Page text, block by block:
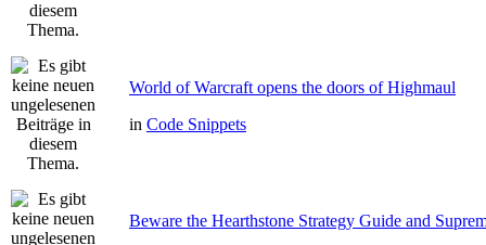
World of Warcraft opens the doors of Highmaul
in Code Snippets
Beware the Hearthstone Strategy Guide and